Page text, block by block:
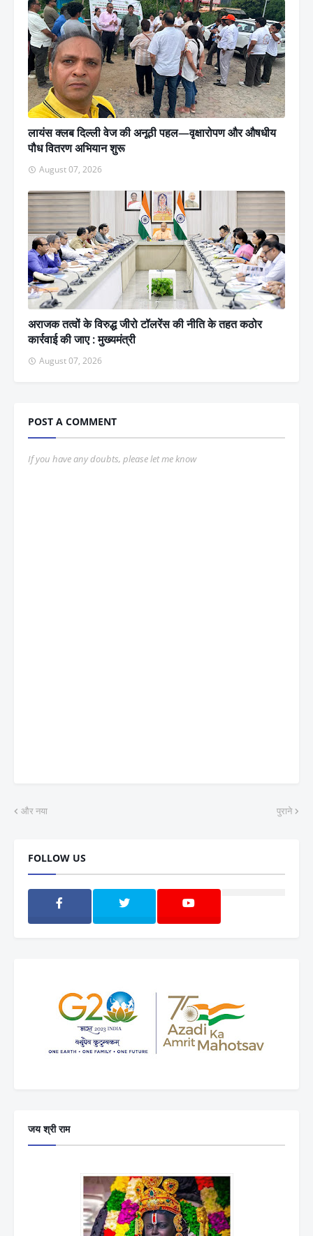
लायंस क्लब दिल्ली वेज की अनूठी पहल—वृक्षारोपण और औषधीय
पौध वितरण अभियान शुरू
August 07, 2026
अराजक तत्वों के विरुद्ध जीरो टॉलरेंस की नीति के तहत कठोर
कार्रवाई की जाए : मुख्यमंत्री
August 07, 2026
POST A COMMENT
If you have any doubts, please let me know
और नया पुराने
FOLLOW US
जय श्री राम